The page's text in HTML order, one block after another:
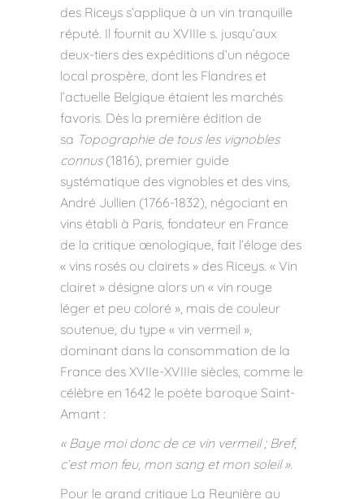
des Riceys s’applique à un vin tranquille
réputé. Il fournit au XVIIIe s. jusqu’aux
deux-tiers des expéditions d’un négoce
local prospère, dont les Flandres et
l’actuelle Belgique étaient les marchés
favoris. Dès la première édition de
sa Topographie de tous les vignobles
connus (1816), premier guide
systématique des vignobles et des vins,
André Jullien (1766-1832), négociant en
vins établi à Paris, fondateur en France
de la critique œnologique, fait l’éloge des
« vins rosés ou clairets » des Riceys. « Vin
clairet » désigne alors un « vin rouge
léger et peu coloré », mais de couleur
soutenue, du type « vin vermeil »,
dominant dans la consommation de la
France des XVIIe-XVIIIe siècles, comme le
célèbre en 1642 le poète baroque Saint-
Amant :
« Baye moi donc de ce vin vermeil ; Bref,
c’est mon feu, mon sang et mon soleil ».
Pour le grand critique La Reynière au